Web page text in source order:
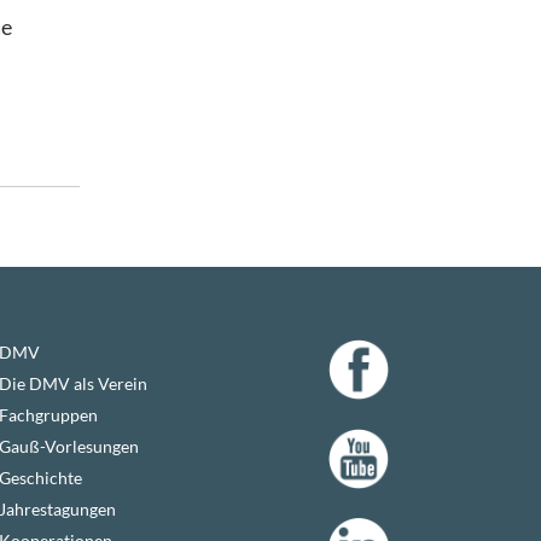
DMV
Die DMV als Verein
Fachgruppen
Gauß-Vorlesungen
Geschichte
Jahrestagungen